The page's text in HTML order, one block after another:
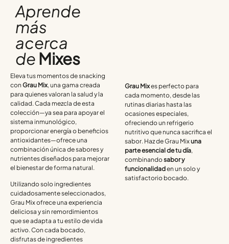
Aprende
más
acerca
de Mixes
Eleva tus momentos de snacking
con Grau Mix, una gama creada
para quienes valoran la salud y la
calidad. Cada mezcla de esta
colección—ya sea para apoyar el
sistema inmunológico,
proporcionar energía o beneficios
antioxidantes—ofrece una
combinación única de sabores y
nutrientes diseñados para mejorar
el bienestar de forma natural.
Utilizando solo ingredientes
cuidadosamente seleccionados,
Grau Mix ofrece una experiencia
deliciosa y sin remordimientos
que se adapta a tu estilo de vida
activo. Con cada bocado,
disfrutas de ingredientes
Grau Mixes perfecto para
cada momento, desde las
rutinas diarias hasta las
ocasiones especiales,
ofreciendo un refrigerio
nutritivo que nunca sacrifica el
sabor. Haz de Grau Mixuna
parte esencial de tu día,
combinandosabor y
funcionalidaden un solo y
satisfactorio bocado.